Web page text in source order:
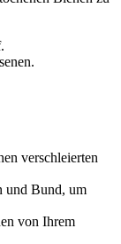
verschleierten
und Bund, um
von Ihrem